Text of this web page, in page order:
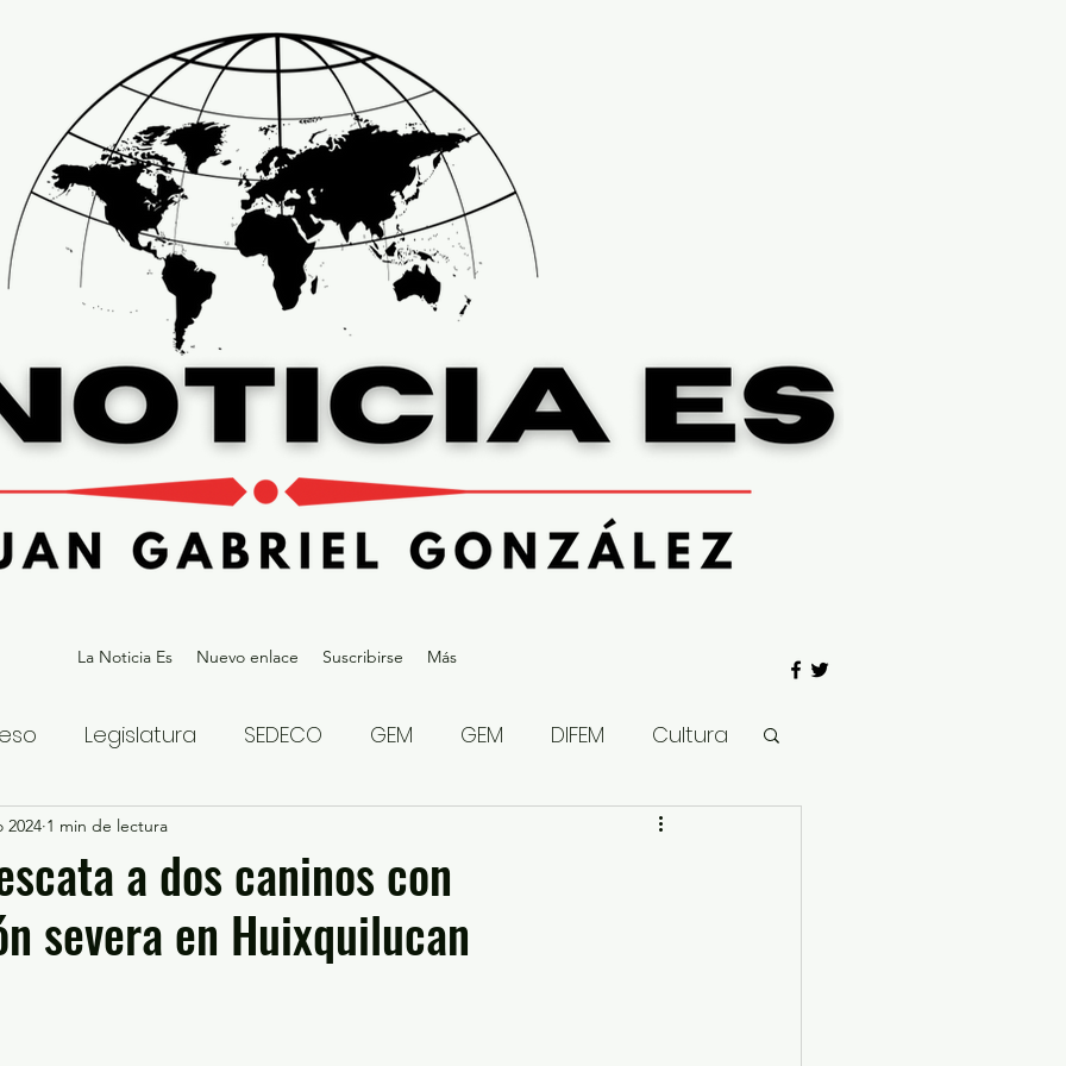
La Noticia Es Nuevo enlace Suscribirse Más
Legislatura SEDECO GEM GEM DIFEM Cultura
Gubernatura Edoméx 2023
y Justicia Denuncia Ciudadana
a dos caninos con
severa en Huixquilucan
2024 1 min de lectura